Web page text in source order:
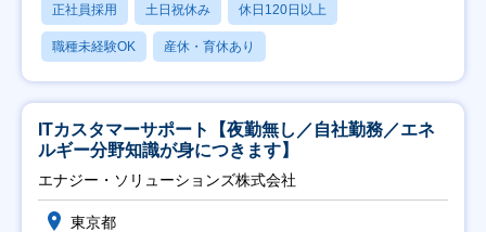
正社員採用 土日祝休み 休日120日以上
職種未経験OK 産休・育休あり
ITカスタマーサポート【夜勤無し／自社勤務／エネ
ルギー分野知識が身につきます】
エナジー・ソリューションズ株式会社
東京都